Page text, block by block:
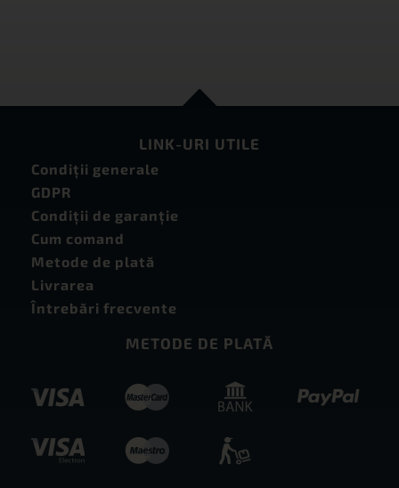
LINK-URI UTILE
Condiţii generale
GDPR
Condiţii de garanţie
Cum comand
Metode de plată
Livrarea
Întrebări frecvente
METODE DE PLATĂ